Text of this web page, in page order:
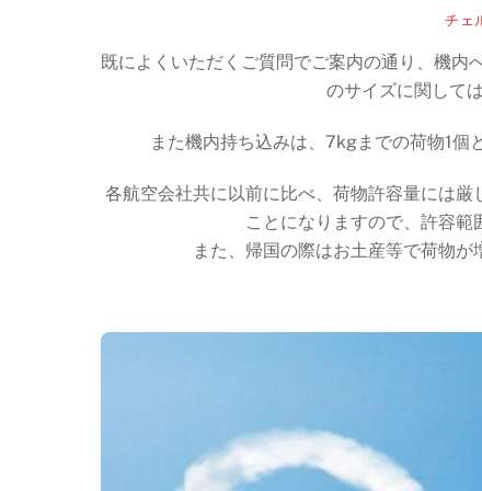
チェ
既によくいただくご質問でご案内の通り、機
のサイズに関して
また機内持ち込みは、7kgまでの荷物1個
各航空会社共に以前に比べ、荷物許容量には
ことになりますので、許容範
また、帰国の際はお土産等で荷物が